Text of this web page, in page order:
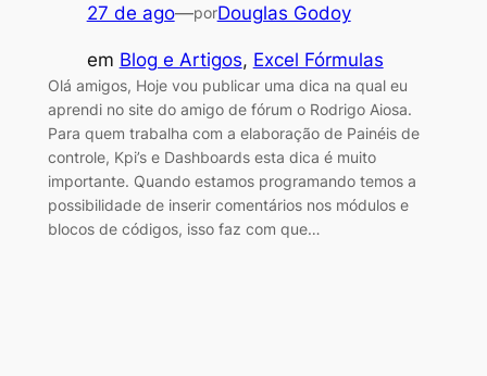
27 de ago—porDouglas Godoy
em Blog e Artigos, Excel Fórmulas
Olá amigos, Hoje vou publicar uma dica na qual eu
aprendi no site do amigo de fórum o Rodrigo Aiosa.
Para quem trabalha com a elaboração de Painéis de
controle, Kpi’s e Dashboards esta dica é muito
importante. Quando estamos programando temos a
possibilidade de inserir comentários nos módulos e
blocos de códigos, isso faz com que…